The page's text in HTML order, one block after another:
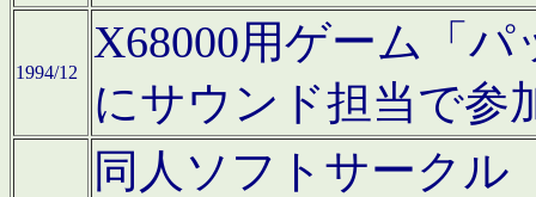
1994/12
X68000用ゲーム「
にサウンド担当で参
同人ソフトサークル